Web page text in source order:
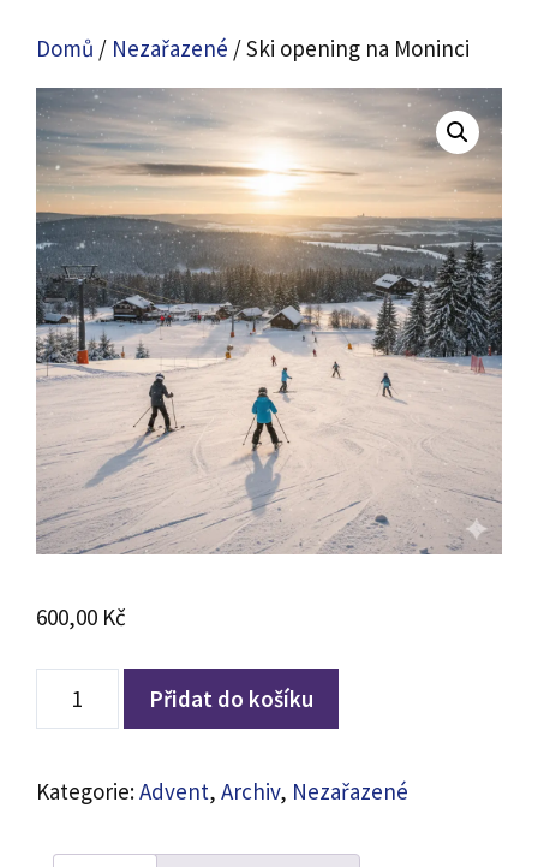
Domů / Nezařazené / Ski opening na Moninci
600,00 Kč
Moninci
Přidat do košíku
Kategorie:Advent, Archiv, Nezařazené